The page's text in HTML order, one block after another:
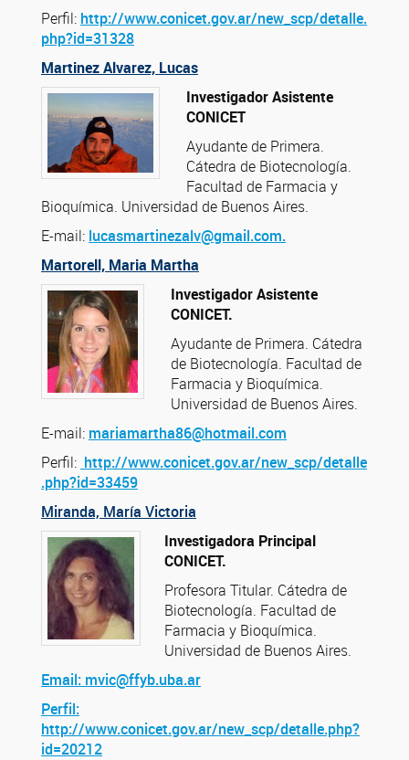
Perfil: http://www.conicet.gov.ar/new_scp/detalle.
php?id=31328
Martinez Alvarez, Lucas
Investigador Asistente
CONICET
Ayudante de Primera.
Cátedra de Biotecnología.
Facultad de Farmacia y
Bioquímica. Universidad de Buenos Aires.
E-mail: lucasmartinezalv@gmail.com.
Martorell, Maria Martha
Investigador Asistente
CONICET.
Ayudante de Primera. Cátedra
de Biotecnología. Facultad de
Farmacia y Bioquímica.
Universidad de Buenos Aires.
E-mail: mariamartha86@hotmail.com
Perfil: http://www.conicet.gov.ar/new_scp/detalle
.php?id=33459
Miranda, María Victoria
Investigadora Principal
CONICET.
Profesora Titular. Cátedra de
Biotecnología. Facultad de
Farmacia y Bioquímica.
Universidad de Buenos Aires.
Email: mvic@ffyb.uba.ar
Perfil:
http://www.conicet.gov.ar/new_scp/detalle.php?
id=20212